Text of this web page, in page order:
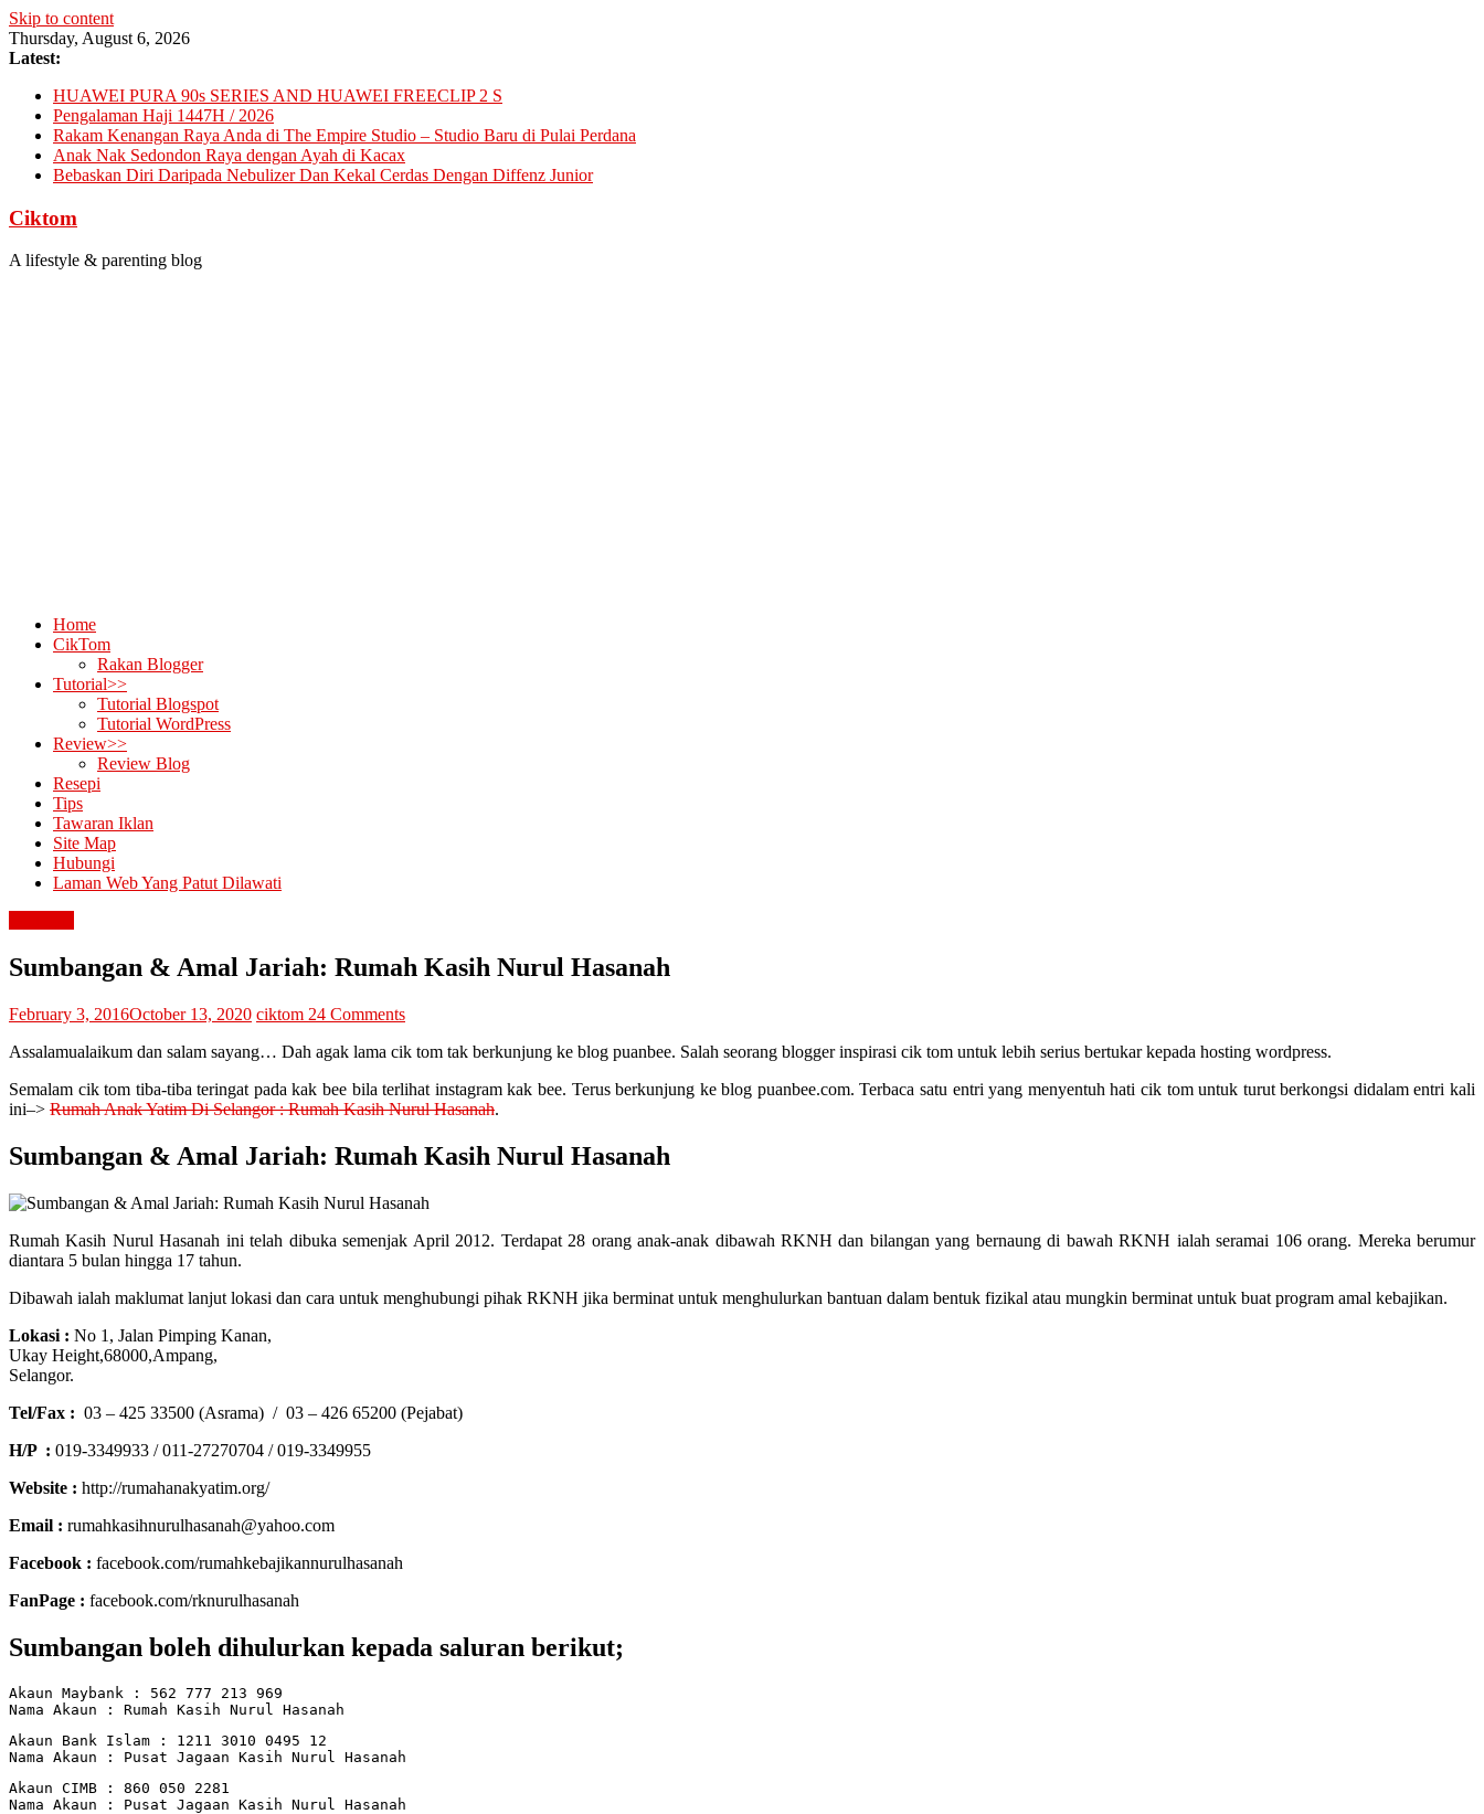
Skip to content
Thursday, August 6, 2026
Latest:
HUAWEI PURA 90s SERIES AND HUAWEI FREECLIP 2 S
Pengalaman Haji 1447H / 2026
Rakam Kenangan Raya Anda di The Empire Studio – Studio Baru di Pulai Perdana
Anak Nak Sedondon Raya dengan Ayah di Kacax
Bebaskan Diri Daripada Nebulizer Dan Kekal Cerdas Dengan Diffenz Junior
Ciktom
A lifestyle & parenting blog
Home
CikTom
Rakan Blogger
Tutorial>>
Tutorial Blogspot
Tutorial WordPress
Review>>
Review Blog
Resepi
Tips
Tawaran Iklan
Site Map
Hubungi
Laman Web Yang Patut Dilawati
Sumbangan & Amal Jariah: Rumah Kasih Nurul Hasanah
February 3, 2016October 13, 2020 ciktom 24 Comments
Assalamualaikum dan salam sayang… Dah agak lama cik tom tak berkunjung ke blog puanbee. Salah seorang blogger inspirasi cik tom untuk lebih serius bertukar kepada hosting wordpress.
Semalam cik tom tiba-tiba teringat pada kak bee bila terlihat instagram kak bee. Terus berkunjung ke blog puanbee.com. Terbaca satu entri yang menyentuh hati cik tom untuk turut berkongsi didalam entri kali
ini–> Rumah Anak Yatim Di Selangor : Rumah Kasih Nurul Hasanah.
Sumbangan & Amal Jariah: Rumah Kasih Nurul Hasanah
Rumah Kasih Nurul Hasanah ini telah dibuka semenjak April 2012. Terdapat 28 orang anak-anak dibawah RKNH dan bilangan yang bernaung di bawah RKNH ialah seramai 106 orang. Mereka berumur
diantara 5 bulan hingga 17 tahun.
Dibawah ialah maklumat lanjut lokasi dan cara untuk menghubungi pihak RKNH jika berminat untuk menghulurkan bantuan dalam bentuk fizikal atau mungkin berminat untuk buat program amal kebajikan.
Lokasi : No 1, Jalan Pimping Kanan,
Ukay Height,68000,Ampang,
Selangor.
Tel/Fax : 03 – 425 33500 (Asrama) / 03 – 426 65200 (Pejabat)
H/P : 019-3349933 / 011-27270704 / 019-3349955
Website : http://rumahanakyatim.org/
Email : rumahkasihnurulhasanah@yahoo.com
Facebook : facebook.com/rumahkebajikannurulhasanah
FanPage : facebook.com/rknurulhasanah
Sumbangan boleh dihulurkan kepada saluran berikut;
Akaun Maybank : 562 777 213 969
Nama Akaun : Rumah Kasih Nurul Hasanah
Akaun Bank Islam : 1211 3010 0495 12
Nama Akaun : Pusat Jagaan Kasih Nurul Hasanah
Akaun CIMB : 860 050 2281
Nama Akaun : Pusat Jagaan Kasih Nurul Hasanah